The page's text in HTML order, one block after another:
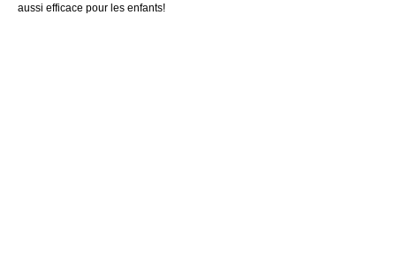
aussi efficace pour les enfants!